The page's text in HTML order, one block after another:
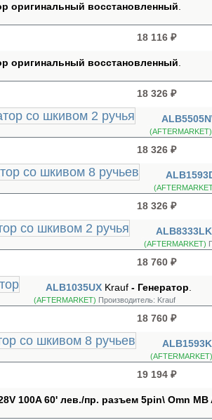
оригинальный восстановленный
18 116 ₽
оригинальный восстановленный
18 326 ₽
(AFTERMARKET)
18 326 ₽
18 326 ₽
ALB8333LK
(AFTERMARKET)
18 760 ₽
ALB1035UX Krauf - Генератор
(AFTERMARKET) Производитель: Krauf
18 760 ₽
(AFTERMARKET)
19 194 ₽
100A 60' лев./пр. разъем 5pin\ Omn